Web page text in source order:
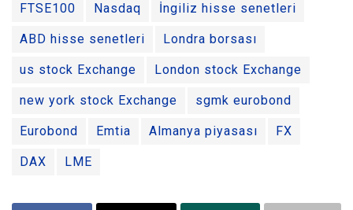
FTSE100 Nasdaq İngiliz hisse senetleri
ABD hisse senetleri Londra borsası
us stock Exchange London stock Exchange
new york stock Exchange sgmk eurobond
Eurobond Emtia Almanya piyasası FX
DAX LME